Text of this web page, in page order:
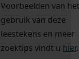
Voorbeelden van
gebruik van deze
leestekens en meer
zoektips vindt u hier.